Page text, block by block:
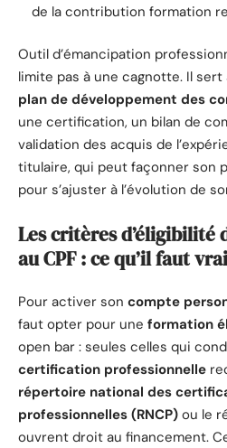
de la contribution formation
Outil d’émancipation
limite pas à une cagnotte. Il
plan de développement des
une certification, un bilan de
validation des acquis de
titulaire, qui peut façonner son
pour s’ajuster à l’évolution de
Les critères d’éligibilité
au CPF : ce qu’il faut
Pour activer son compte
faut opter pour une formation
open bar : seules celles qui
certification professionnelle
répertoire national des
professionnelles (RNCP) ou le
ouvrent droit au financement.